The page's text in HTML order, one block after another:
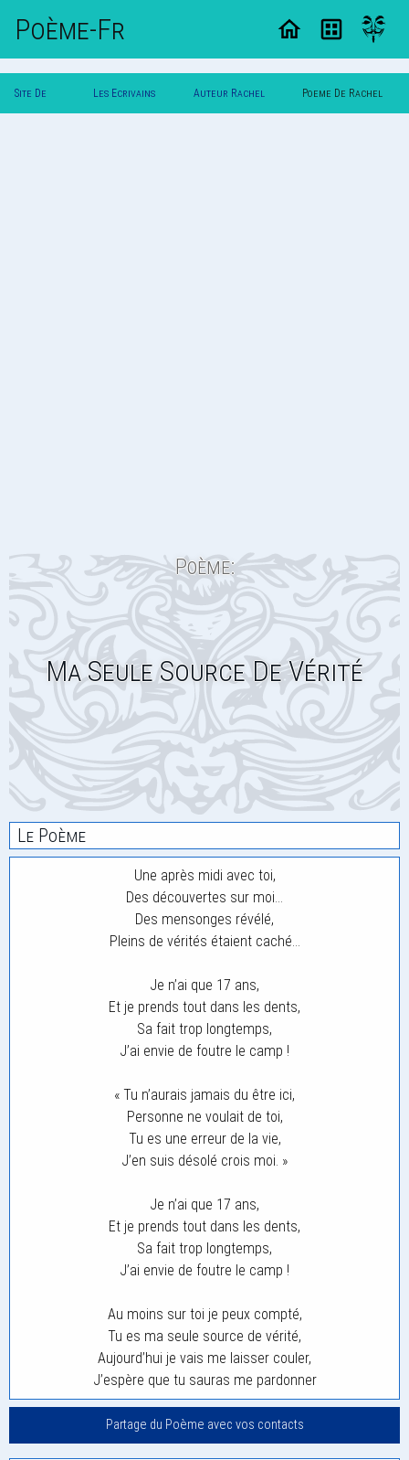
Poème-Fr
Site De Les Ecrivains Auteur Rachel Poeme De Rachel
Poème:
Ma Seule Source De Vérité
Le Poème
Une après midi avec toi,
Des découvertes sur moi…
Des mensonges révélé,
Pleins de vérités étaient caché…
Je n’ai que 17 ans,
Et je prends tout dans les dents,
Sa fait trop longtemps,
J’ai envie de foutre le camp !
« Tu n’aurais jamais du être ici,
Personne ne voulait de toi,
Tu es une erreur de la vie,
J’en suis désolé crois moi. »
Je n’ai que 17 ans,
Et je prends tout dans les dents,
Sa fait trop longtemps,
J’ai envie de foutre le camp !
Au moins sur toi je peux compté,
Tu es ma seule source de vérité,
Aujourd’hui je vais me laisser couler,
J’espère que tu sauras me pardonner
Partage du Poème avec vos contacts